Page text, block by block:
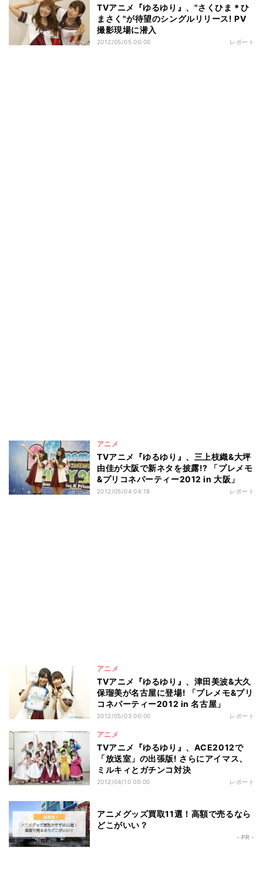
TVアニメ『ゆるゆり』、"さくひま＊ひ
まさく"が待望のシングルリリース! PV
撮影現場に潜入
2012/05/05 00:00 レポート
アニメ
TVアニメ『ゆるゆり』、三上枝織&大坪
由佳が大阪で新ネタを披露!? 「プレメモ
&プリコネパーティー2012 in 大阪」
2012/05/04 04:18 レポート
アニメ
TVアニメ『ゆるゆり』、津田美波&大久
保瑠美が名古屋に登場! 「プレメモ&プリ
コネパーティー2012 in 名古屋」
2012/05/03 00:00 レポート
アニメ
TVアニメ『ゆるゆり』、ACE2012で
「放送室」の出張版! さらにアイマス、
ミルキィとガチンコ対決
2012/04/10 00:00 レポート
アニメグッズ買取11選！高額で売るなら
どこがいい？
- PR -